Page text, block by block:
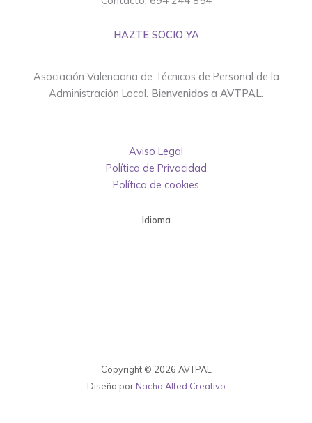
HAZTE SOCIO YA
Asociación Valenciana de Técnicos de Personal de la
Administración Local. Bienvenidos a AVTPAL.
Aviso Legal
Política de Privacidad
Política de cookies
Idioma
Copyright © 2026 AVTPAL
Diseño por Nacho Alted Creativo